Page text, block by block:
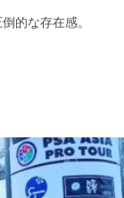
的な存在感。